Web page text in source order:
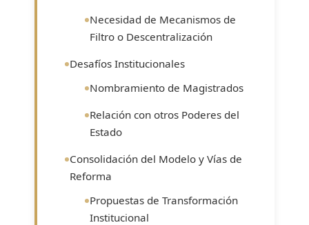
Necesidad de Mecanismos de
Filtro o Descentralización
Desafíos Institucionales
Nombramiento de Magistrados
Relación con otros Poderes del
Estado
Consolidación del Modelo y Vías de
Reforma
Propuestas de Transformación
Institucional